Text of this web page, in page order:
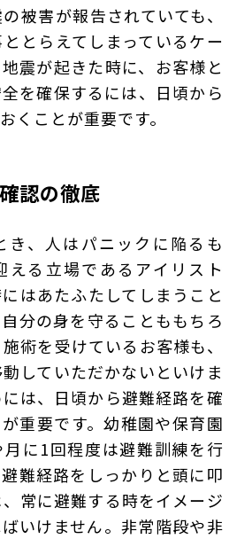
被害が報告されていても、
とらえてしまっているケー
震が起きた時に、お客様と
を確保するには、日頃から
くことが重要です。
認の徹底
き、人はパニックに陥るも
える立場であるアイリスト
はあたふたしてしまうこと
分の身を守ることももちろ
術を受けているお客様も、
していただかないといけま
は、日頃から避難経路を確
重要です。幼稚園や保育園
に1回程度は避難訓練を行
難経路をしっかりと頭に叩
常に避難する時をイメージ
いけません。非常階段や非